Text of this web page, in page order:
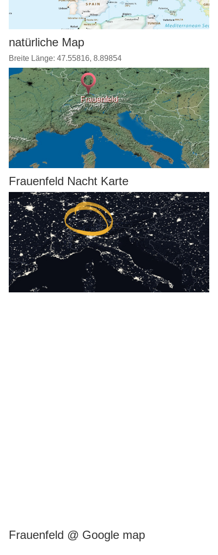
natürliche Map
Breite Länge: 47.55816, 8.89854
Frauenfeld
Frauenfeld Nacht Karte
Frauenfeld @ Google map